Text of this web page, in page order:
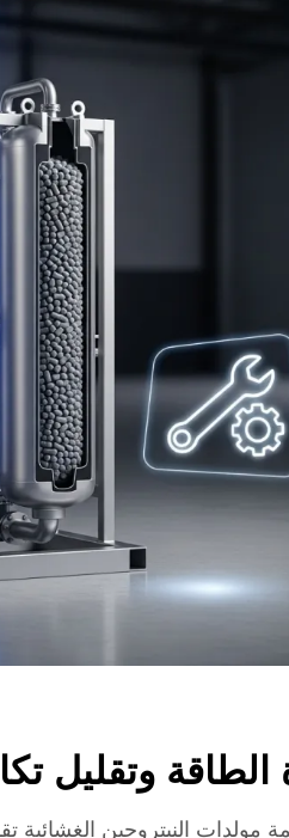
الطاقة وتقليل
مولدات النيتروجين الغشائية